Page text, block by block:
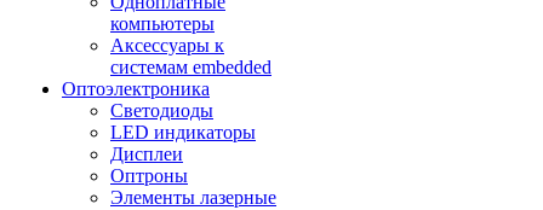
компьютеры
Аксессуары к
системам embedded
Oптоэлектроника
Светодиоды
LED индикаторы
Дисплеи
Оптроны
Элементы лазерные